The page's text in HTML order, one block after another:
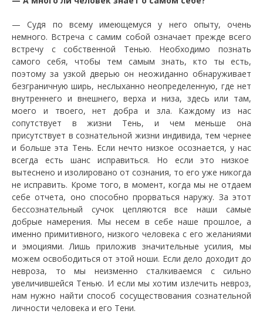
— Судя по всему имеющемуся у него опыту, очень
немного. Встреча с самим собой означает прежде всего
встречу с собственной Тенью. Необходимо познать
самого себя, чтобы тем самым знать, кто ты есть,
поэтому за узкой дверью он неожиданно обнаруживает
безграничную ширь, неслыханно неопределенную, где нет
внутреннего и внешнего, верха и низа, здесь или там,
моего и твоего, нет добра и зла. Каждому из нас
сопутствует в жизни Тень, и чем меньше она
присутствует в сознательной жизни индивида, тем чернее
и больше эта Тень. Если нечто низкое осознается, у нас
всегда есть шанс исправиться. Но если это низкое
вытеснено и изолировано от сознания, то его уже никогда
не исправить. Кроме того, в момент, когда мы не отдаем
себе отчета, оно способно прорваться наружу. За этот
бессознательный сучок цепляются все наши самые
добрые намерения. Мы несем в себе наше прошлое, а
именно примитивного, низкого человека с его желаниями
и эмоциями. Лишь приложив значительные усилия, мы
можем освободиться от этой ноши. Если дело доходит до
невроза, то мы неизменно сталкиваемся с сильно
увеличившейся Тенью. И если мы хотим излечить невроз,
нам нужно найти способ сосуществования сознательной
личности человека и его Тени.